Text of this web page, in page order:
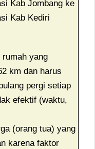
Kab Jombang ke
Kab Kediri
yang
km dan harus
pergi setiap
efektif (waktu,
(orang tua) yang
karena faktor